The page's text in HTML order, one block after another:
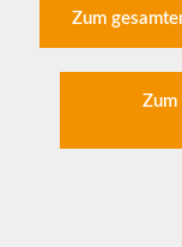
Zum
Zum